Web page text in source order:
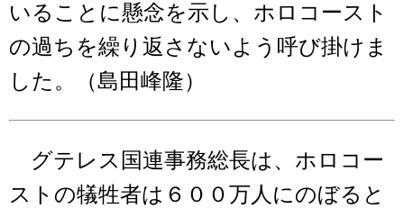
いることに懸念を示し、ホロコースト
の過ちを繰り返さないよう呼び掛けま
した。（島田峰隆）
グテレス国連事務総長は、ホロコー
ストの犠牲者は６００万人にのぼると